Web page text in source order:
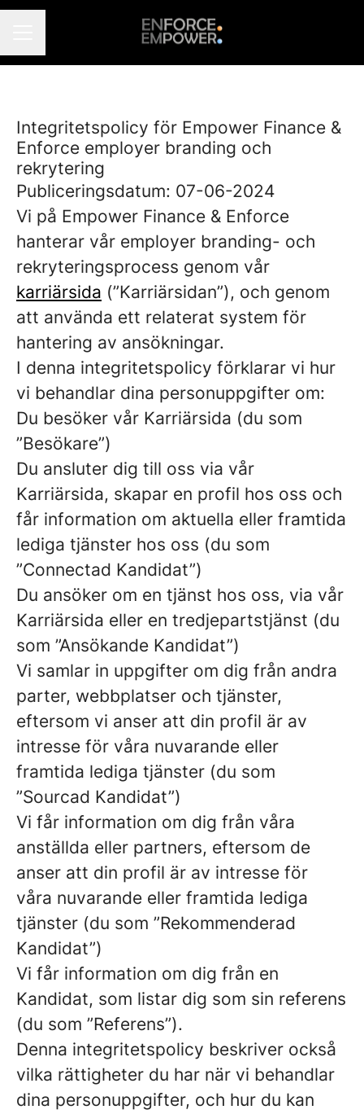
Integritetspolicy för Empower Finance &
Enforce employer branding och
rekrytering
Publiceringsdatum: 07-06-2024
Vi på Empower Finance & Enforce
hanterar vår employer branding- och
rekryteringsprocess genom vår
karriärsida (”Karriärsidan”), och genom
att använda ett relaterat system för
hantering av ansökningar.
I denna integritetspolicy förklarar vi hur
vi behandlar dina personuppgifter om:
Du besöker vår Karriärsida (du som
”Besökare”)
Du ansluter dig till oss via vår
Karriärsida, skapar en profil hos oss och
får information om aktuella eller framtida
lediga tjänster hos oss (du som
”Connectad Kandidat”)
Du ansöker om en tjänst hos oss, via vår
Karriärsida eller en tredjepartstjänst (du
som ”Ansökande Kandidat”)
Vi samlar in uppgifter om dig från andra
parter, webbplatser och tjänster,
eftersom vi anser att din profil är av
intresse för våra nuvarande eller
framtida lediga tjänster (du som
”Sourcad Kandidat”)
Vi får information om dig från våra
anställda eller partners, eftersom de
anser att din profil är av intresse för
våra nuvarande eller framtida lediga
tjänster (du som ”Rekommenderad
Kandidat”)
Vi får information om dig från en
Kandidat, som listar dig som sin referens
(du som ”Referens”).
Denna integritetspolicy beskriver också
vilka rättigheter du har när vi behandlar
dina personuppgifter, och hur du kan